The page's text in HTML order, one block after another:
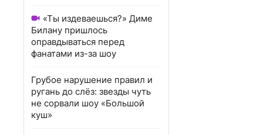
«Ты издеваешься?» Диме
Билану пришлось
оправдываться перед
фанатами из-за шоу
Грубое нарушение правил и
ругань до слёз: звезды чуть
не сорвали шоу «Большой
куш»